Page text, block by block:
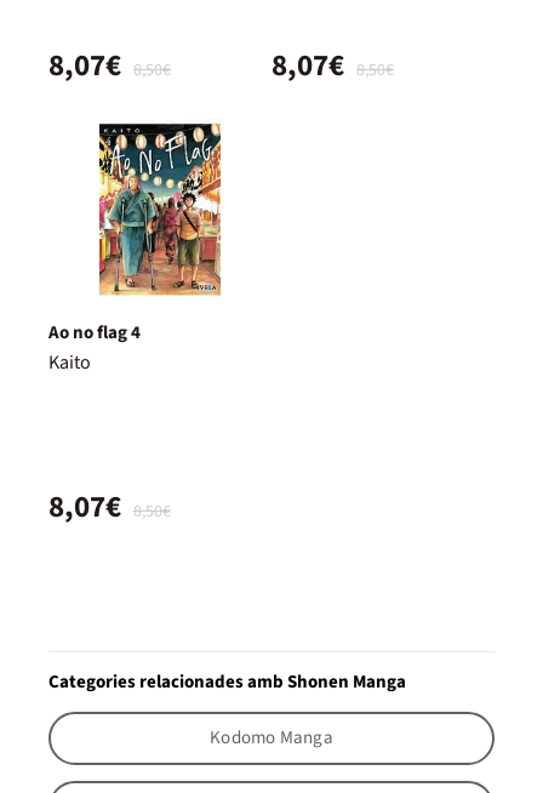
8,50€
8,07€ 8,50€
8,07€
Ao no flag 4
Kaito
8,50€
8,07€
Categories relacionades amb Shonen Manga
Kodomo Manga